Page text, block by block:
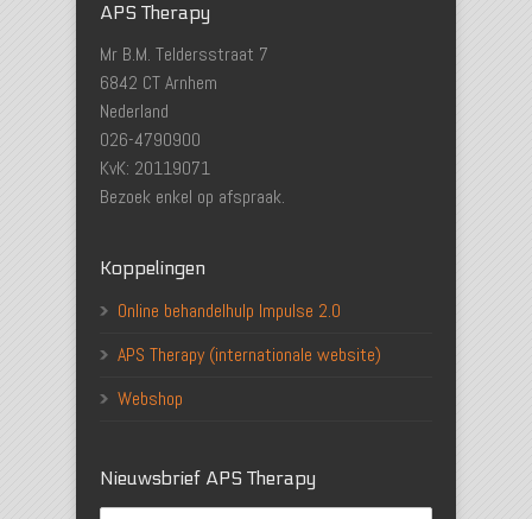
APS Therapy
Mr B.M. Teldersstraat 7
6842 CT Arnhem
Nederland
026-4790900
KvK: 20119071
Bezoek enkel op afspraak.
Koppelingen
Online behandelhulp Impulse 2.0
APS Therapy (internationale website)
Webshop
Nieuwsbrief APS Therapy